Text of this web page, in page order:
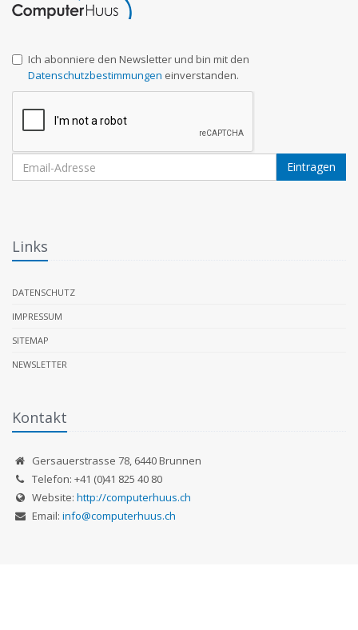
Ich abonniere den Newsletter und bin mit den
Datenschutzbestimmungen einverstanden.
Eintragen
Links
DATENSCHUTZ
IMPRESSUM
SITEMAP
NEWSLETTER
Kontakt
Gersauerstrasse 78, 6440 Brunnen
Telefon: +41 (0)41 825 40 80
Website: http://computerhuus.ch
Email: info@computerhuus.ch